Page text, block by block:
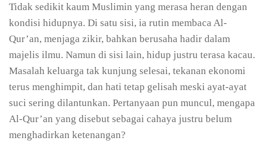
Tidak sedikit kaum Muslimin yang merasa heran dengan
kondisi hidupnya. Di satu sisi, ia rutin membaca Al-
Qur’an, menjaga zikir, bahkan berusaha hadir dalam
majelis ilmu. Namun di sisi lain, hidup justru terasa kacau.
Masalah keluarga tak kunjung selesai, tekanan ekonomi
terus menghimpit, dan hati tetap gelisah meski ayat-ayat
suci sering dilantunkan. Pertanyaan pun muncul, mengapa
Al-Qur’an yang disebut sebagai cahaya justru belum
menghadirkan ketenangan?